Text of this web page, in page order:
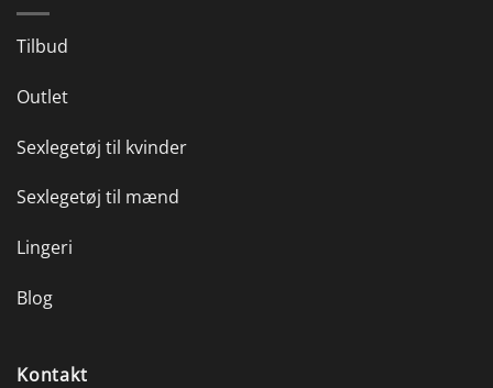
Tilbud
Outlet
Sexlegetøj til kvinder
Sexlegetøj til mænd
Lingeri
Blog
Kontakt